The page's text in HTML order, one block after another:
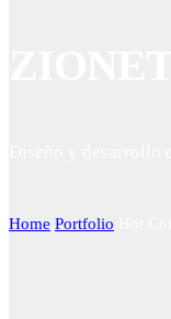
Home Portfolio